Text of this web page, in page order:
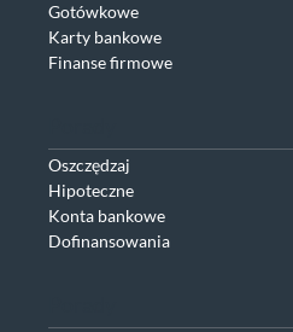
Gotówkowe
Karty bankowe
Finanse firmowe
Oszczędzaj
Hipoteczne
Konta bankowe
Dofinansowania